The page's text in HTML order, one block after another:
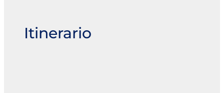
Itinerario